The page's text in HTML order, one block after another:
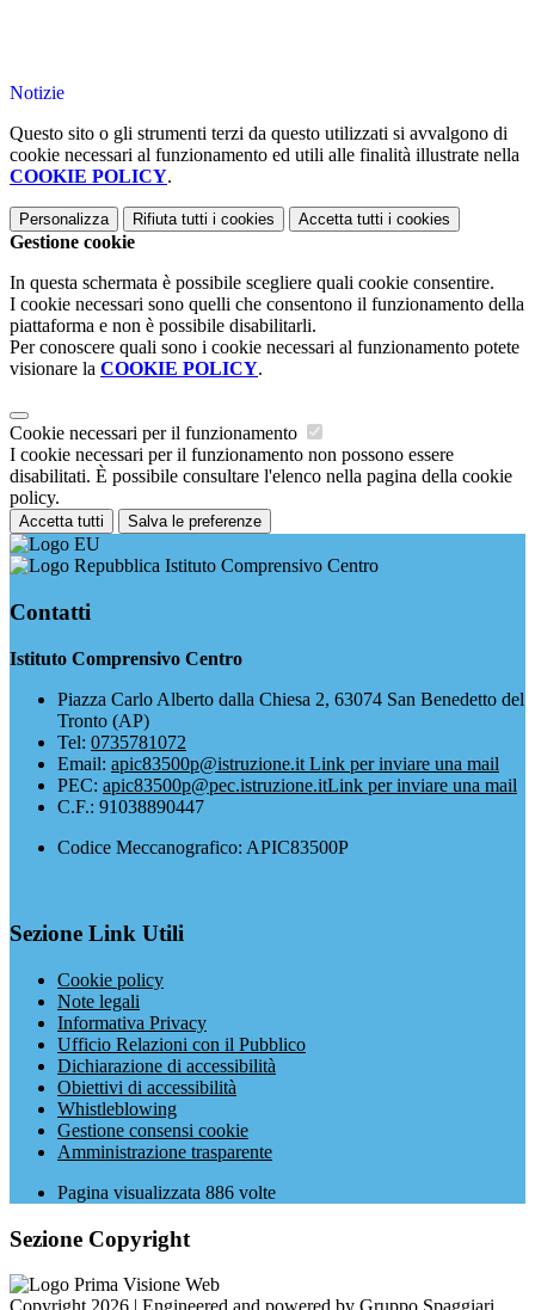
Notizie
Questo sito o gli strumenti terzi da questo utilizzati si avvalgono di
cookie necessari al funzionamento ed utili alle finalità illustrate nella
COOKIE POLICY.
Personalizza Rifiuta tutti i cookies Accetta tutti i cookies
Gestione cookie
In questa schermata è possibile scegliere quali cookie consentire.
I cookie necessari sono quelli che consentono il funzionamento della
piattaforma e non è possibile disabilitarli.
Per conoscere quali sono i cookie necessari al funzionamento potete
visionare la COOKIE POLICY.
Cookie necessari per il funzionamento
I cookie necessari per il funzionamento non possono essere
disabilitati. È possibile consultare l'elenco nella pagina della cookie
policy.
Accetta tutti Salva le preferenze
Istituto Comprensivo Centro
Contatti
Istituto Comprensivo Centro
Piazza Carlo Alberto dalla Chiesa 2, 63074 San Benedetto del
Tronto (AP)
Tel: 0735781072
Email: apic83500p@istruzione.it Link per inviare una mail
PEC: apic83500p@pec.istruzione.itLink per inviare una mail
C.F.: 91038890447
Codice Meccanografico: APIC83500P
Sezione Link Utili
Cookie policy
Note legali
Informativa Privacy
Ufficio Relazioni con il Pubblico
Dichiarazione di accessibilità
Obiettivi di accessibilità
Whistleblowing
Gestione consensi cookie
Amministrazione trasparente
Pagina visualizzata 886 volte
Sezione Copyright